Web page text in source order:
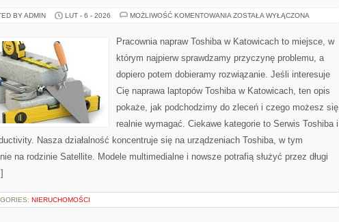
BY ADMIN LUT - 6 - 2026 MOŻLIWOŚĆ KOMENTOWANIA EKOLOGIA
ELEKTRONIKA
ZOSTAŁA WYŁĄCZONA
Pracownia napraw Toshiba w Katowicach to miejsce, w
którym najpierw sprawdzamy przyczynę problemu, a
dopiero potem dobieramy rozwiązanie. Jeśli interesuje
Cię naprawa laptopów Toshiba w Katowicach, ten opis
pokaże, jak podchodzimy do zleceń i czego możesz się
realnie wymagać. Ciekawe kategorie to Serwis Toshiba i
Nasza działalność koncentruje się na urządzeniach Toshiba, w tym
na rodzinie Satellite. Modele multimedialne i nowsze potrafią służyć przez długi
NIERUCHOMOŚCI